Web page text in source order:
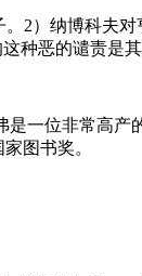
2）纳博科夫
种恶的谴责是
一位非常高产
图书奖。